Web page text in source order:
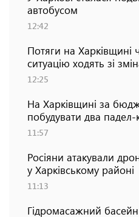
автобусом
12:42
Потяги на Харківщині
ситуацію ходять зі
12:25
На Харківщині за
побудувати два падел-
11:57
Росіяни атакували
у Харківському районі
11:13
Гідромасажний басейн